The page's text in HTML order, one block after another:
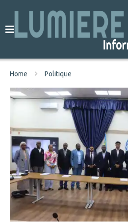
Home Politique